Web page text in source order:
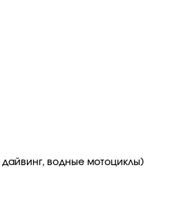
водные мотоциклы)